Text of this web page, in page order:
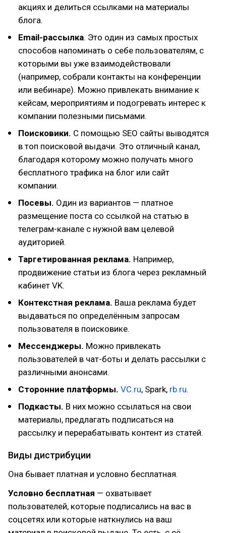
акциях и делиться ссылками на материалы
блога.
Email-рассылка. Это один из самых простых
способов напоминать о себе пользователям, с
которыми вы уже взаимодействовали
(например, собрали контакты на конференции
или вебинаре). Можно привлекать внимание к
кейсам, мероприятиям и подогревать интерес к
компании полезными письмами.
Поисковики. С помощью SEO сайты выводятся
в топ поисковой выдачи. Это отличный канал,
благодаря которому можно получать много
бесплатного трафика на блог или сайт
компании.
Посевы. Один из вариантов — платное
размещение поста со ссылкой на статью в
телеграм-канале с нужной вам целевой
аудиторией.
Таргетированная реклама. Например,
продвижение статьи из блога через рекламный
кабинет VK.
Контекстная реклама. Ваша реклама будет
выдаваться по определённым запросам
пользователя в поисковике.
Мессенджеры. Можно привлекать
пользователей в чат-боты и делать рассылки с
различными анонсами.
Сторонние платформы. VC.ru, Spark, rb.ru.
Подкасты. В них можно ссылаться на свои
материалы, предлагать подписаться на
рассылку и перерабатывать контент из статей.
Виды дистрибуции
Она бывает платная и условно бесплатная.
Условно бесплатная — охватывает
пользователей, которые подписались на вас в
соцсетях или которые наткнулись на ваш